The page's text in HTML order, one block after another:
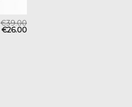
€39.00
€26.00